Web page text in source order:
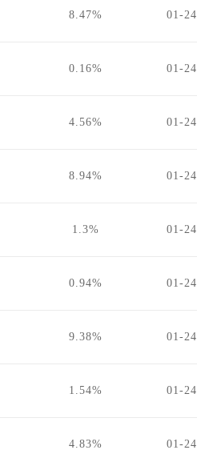
8.47% 01-24
0.16% 01-24
4.56% 01-24
8.94% 01-24
1.3% 01-24
0.94% 01-24
9.38% 01-24
1.54% 01-24
4.83% 01-24